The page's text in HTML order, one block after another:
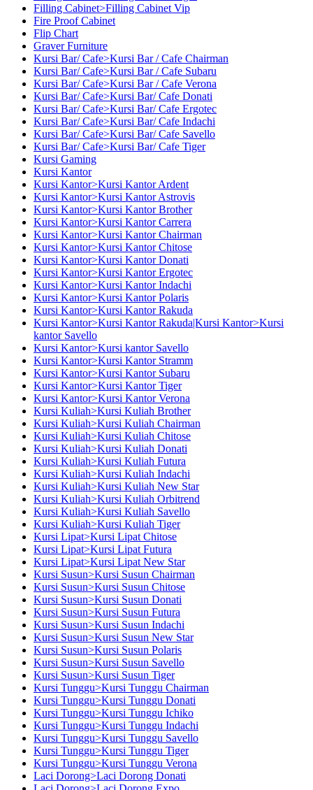
Filling Cabinet>Filling Cabinet Vip
Fire Proof Cabinet
Flip Chart
Graver Furniture
Kursi Bar/ Cafe>Kursi Bar / Cafe Chairman
Kursi Bar/ Cafe>Kursi Bar / Cafe Subaru
Kursi Bar/ Cafe>Kursi Bar / Cafe Verona
Kursi Bar/ Cafe>Kursi Bar/ Cafe Donati
Kursi Bar/ Cafe>Kursi Bar/ Cafe Ergotec
Kursi Bar/ Cafe>Kursi Bar/ Cafe Indachi
Kursi Bar/ Cafe>Kursi Bar/ Cafe Savello
Kursi Bar/ Cafe>Kursi Bar/ Cafe Tiger
Kursi Gaming
Kursi Kantor
Kursi Kantor>Kursi Kantor Ardent
Kursi Kantor>Kursi Kantor Astrovis
Kursi Kantor>Kursi Kantor Brother
Kursi Kantor>Kursi Kantor Carrera
Kursi Kantor>Kursi Kantor Chairman
Kursi Kantor>Kursi Kantor Chitose
Kursi Kantor>Kursi Kantor Donati
Kursi Kantor>Kursi Kantor Ergotec
Kursi Kantor>Kursi Kantor Indachi
Kursi Kantor>Kursi Kantor Polaris
Kursi Kantor>Kursi Kantor Rakuda
Kursi Kantor>Kursi Kantor Rakuda|Kursi Kantor>Kursi
kantor Savello
Kursi Kantor>Kursi kantor Savello
Kursi Kantor>Kursi Kantor Stramm
Kursi Kantor>Kursi Kantor Subaru
Kursi Kantor>Kursi Kantor Tiger
Kursi Kantor>Kursi Kantor Verona
Kursi Kuliah>Kursi Kuliah Brother
Kursi Kuliah>Kursi Kuliah Chairman
Kursi Kuliah>Kursi Kuliah Chitose
Kursi Kuliah>Kursi Kuliah Donati
Kursi Kuliah>Kursi Kuliah Futura
Kursi Kuliah>Kursi Kuliah Indachi
Kursi Kuliah>Kursi Kuliah New Star
Kursi Kuliah>Kursi Kuliah Orbitrend
Kursi Kuliah>Kursi Kuliah Savello
Kursi Kuliah>Kursi Kuliah Tiger
Kursi Lipat>Kursi Lipat Chitose
Kursi Lipat>Kursi Lipat Futura
Kursi Lipat>Kursi Lipat New Star
Kursi Susun>Kursi Susun Chairman
Kursi Susun>Kursi Susun Chitose
Kursi Susun>Kursi Susun Donati
Kursi Susun>Kursi Susun Futura
Kursi Susun>Kursi Susun Indachi
Kursi Susun>Kursi Susun New Star
Kursi Susun>Kursi Susun Polaris
Kursi Susun>Kursi Susun Savello
Kursi Susun>Kursi Susun Tiger
Kursi Tunggu>Kursi Tunggu Chairman
Kursi Tunggu>Kursi Tunggu Donati
Kursi Tunggu>Kursi Tunggu Ichiko
Kursi Tunggu>Kursi Tunggu Indachi
Kursi Tunggu>Kursi Tunggu Savello
Kursi Tunggu>Kursi Tunggu Tiger
Kursi Tunggu>Kursi Tunggu Verona
Laci Dorong>Laci Dorong Donati